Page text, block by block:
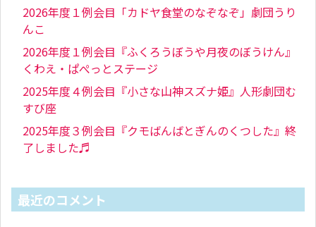
2026年度１例会目「カドヤ食堂のなぞなぞ」劇団うり
んこ
2026年度１例会目『ふくろうぼうや月夜のぼうけん』
くわえ・ぱぺっとステージ
2025年度４例会目『小さな山神スズナ姫』人形劇団む
すび座
2025年度３例会目『クモばんばとぎんのくつした』終
了しました♬
最近のコメント